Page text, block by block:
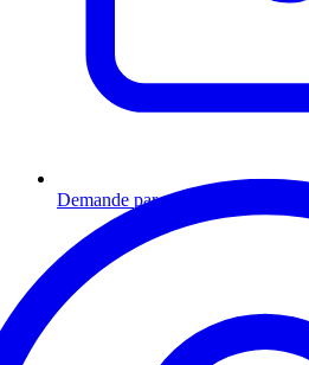
Demande par email